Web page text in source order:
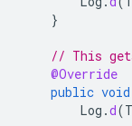
}
// This
@Override
public void
Log .d(